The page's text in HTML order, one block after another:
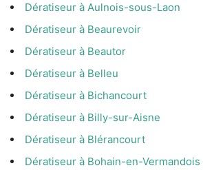
Dératiseur à Aulnois-sous-Laon
Dératiseur à Beaurevoir
Dératiseur à Beautor
Dératiseur à Belleu
Dératiseur à Bichancourt
Dératiseur à Billy-sur-Aisne
Dératiseur à Blérancourt
Dératiseur à Bohain-en-Vermandois